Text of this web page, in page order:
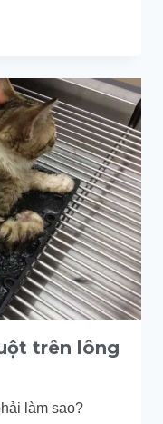
trên lông
làm sao?